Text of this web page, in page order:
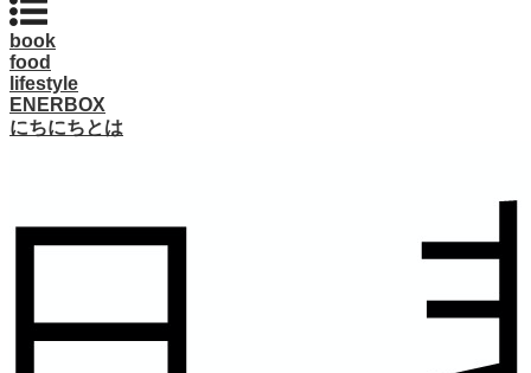
book
food
lifestyle
ENERBOX
にちにちとは